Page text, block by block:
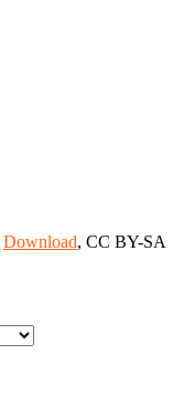
Download, CC BY-SA